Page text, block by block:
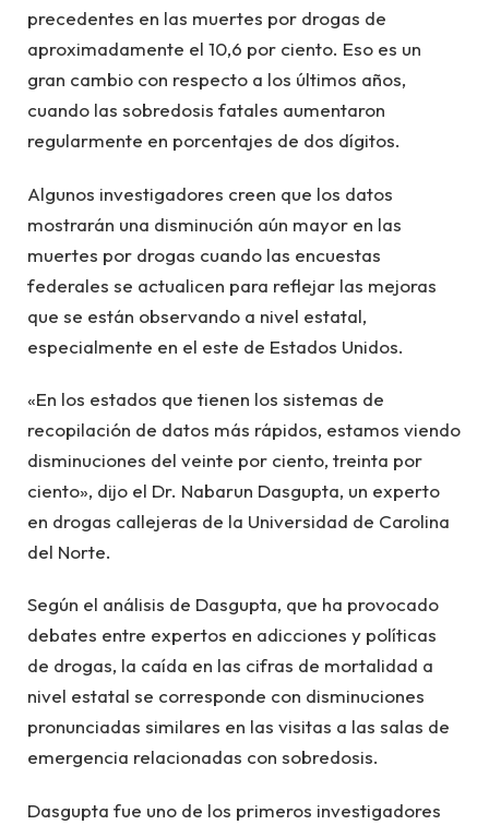
precedentes en las muertes por drogas de
aproximadamente el 10,6 por ciento. Eso es un
gran cambio con respecto a los últimos años,
cuando las sobredosis fatales aumentaron
regularmente en porcentajes de dos dígitos.
Algunos investigadores creen que los datos
mostrarán una disminución aún mayor en las
muertes por drogas cuando las encuestas
federales se actualicen para reflejar las mejoras
que se están observando a nivel estatal,
especialmente en el este de Estados Unidos.
«En los estados que tienen los sistemas de
recopilación de datos más rápidos, estamos viendo
disminuciones del veinte por ciento, treinta por
ciento», dijo el Dr. Nabarun Dasgupta, un experto
en drogas callejeras de la Universidad de Carolina
del Norte.
Según el análisis de Dasgupta, que ha provocado
debates entre expertos en adicciones y políticas
de drogas, la caída en las cifras de mortalidad a
nivel estatal se corresponde con disminuciones
pronunciadas similares en las visitas a las salas de
emergencia relacionadas con sobredosis.
Dasgupta fue uno de los primeros investigadores